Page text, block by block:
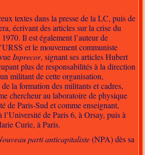
textes dans la presse de la LC, puis de
écrivant des articles sur la crise du
Il est également l’auteur de
et le mouvement communiste
Inprecor, signant ses articles Hubert
plus de responsabilités à la direction
militant de cette organisation,
de la formation des militants et cadres,
chercheur au laboratoire de physique
de Paris-Sud et comme enseignant,
l’Université de Paris 6, à Orsay, puis à
Curie, à Paris.
parti anticapitaliste(NPA) dès sa